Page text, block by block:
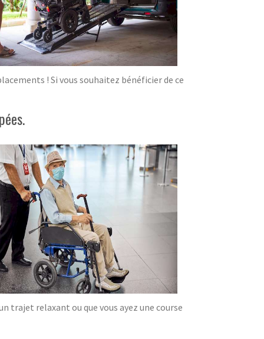
! Si vous souhaitez bénéficier de ce
trajet relaxant ou que vous ayez une course